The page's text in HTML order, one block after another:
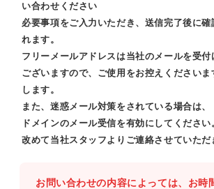
い合わせください
必要事項をご入力いただき、送信完了後に確
れます。
フリーメールアドレスは当社のメールを受
ございますので、ご使用をお控えくださいま
します。
また、迷惑メール対策をされている場合は、
ドメインのメール受信を有効にしてください
改めて当社スタッフよりご連絡させていただ
お問い合わせの内容によっては、お時